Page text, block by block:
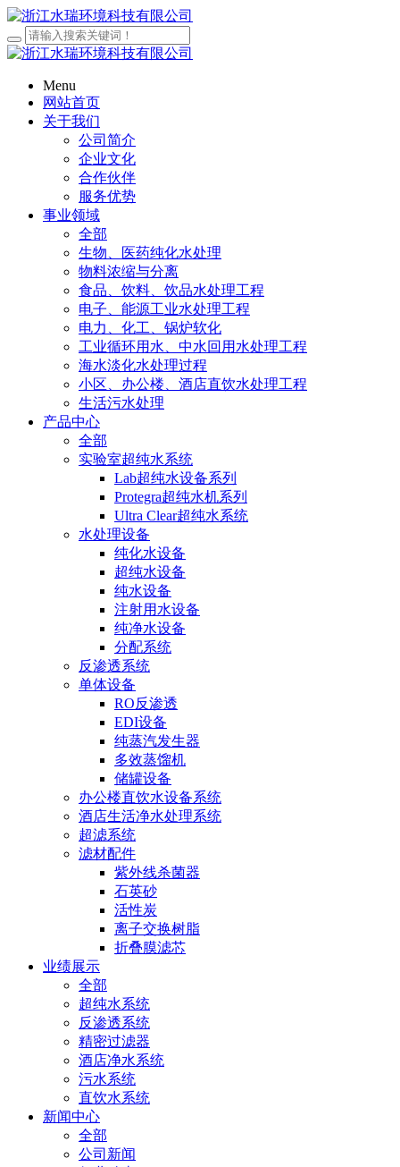
Menu
网站首页
关于我们
公司简介
企业文化
合作伙伴
服务优势
事业领域
全部
生物、医药纯化水处理
物料浓缩与分离
食品、饮料、饮品水处理工程
电子、能源工业水处理工程
电力、化工、锅炉软化
工业循环用水、中水回用水处理工程
海水淡化水处理过程
小区、办公楼、酒店直饮水处理工程
生活污水处理
产品中心
全部
实验室超纯水系统
Lab超纯水设备系列
Protegra超纯水机系列
Ultra Clear超纯水系统
水处理设备
纯化水设备
超纯水设备
纯水设备
注射用水设备
纯净水设备
分配系统
反渗透系统
单体设备
RO反渗透
EDI设备
纯蒸汽发生器
多效蒸馏机
储罐设备
办公楼直饮水设备系统
酒店生活净水处理系统
超滤系统
滤材配件
紫外线杀菌器
石英砂
活性炭
离子交换树脂
折叠膜滤芯
业绩展示
全部
超纯水系统
反渗透系统
精密过滤器
酒店净水系统
污水系统
直饮水系统
新闻中心
全部
公司新闻